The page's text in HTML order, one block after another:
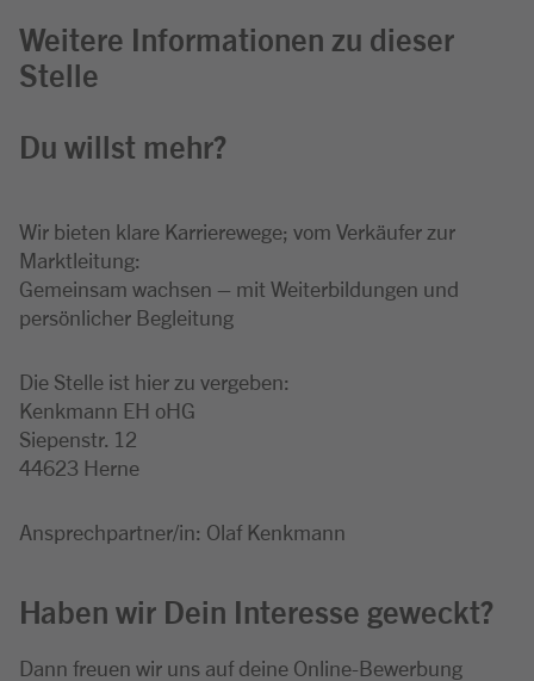
Weitere Informationen zu dieser
Stelle
Du willst mehr?
Wir bieten klare Karrierewege; vom Verkäufer zur
Marktleitung:
Gemeinsam wachsen – mit Weiterbildungen und
persönlicher Begleitung
Die Stelle ist hier zu vergeben:
Kenkmann EH oHG
Siepenstr. 12
44623 Herne
Ansprechpartner/in: Olaf Kenkmann
Haben wir Dein Interesse geweckt?
Dann freuen wir uns auf deine Online-Bewerbung